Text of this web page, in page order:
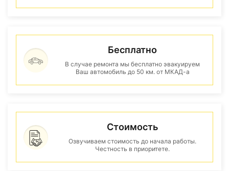
Бесплатно
В случае ремонта мы бесплатно эвакуируем
Ваш автомобиль до 50 км. от МКАД-а
Стоимость
Озвучиваем стоимость до начала работы.
Честность в приоритете.